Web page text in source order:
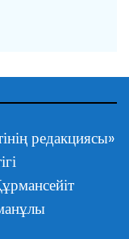
редакциясы»